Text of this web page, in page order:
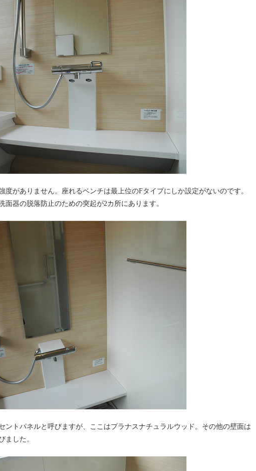
度がありません。座れるベンチは最上位のFタイプにしか設定がないのです。
面器の脱落防止のための突起が2カ所にあります。
ントパネルと呼びますが、ここはプラナスナチュラルウッド。その他の壁面は
ました。